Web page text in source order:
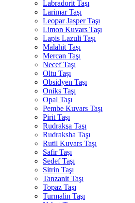
Labradorit Taşı
Larimar Taşı
Leopar Jasper Taşı
Limon Kuvars Taşı
Lapis Lazuli Taşı
Malahit Taşı
Mercan Taşı
Necef Taşı
Oltu Taşı
Obsidyen Taşı
Oniks Taşı
Opal Taşı
Pembe Kuvars Taşı
Pirit Taşı
Rudrakşa Taşı
Rudraksha Taşı
Rutil Kuvars Taşı
Safir Taşı
Sedef Taşı
Sitrin Taşı
Tanzanit Taşı
Topaz Taşı
Turmalin Taşı